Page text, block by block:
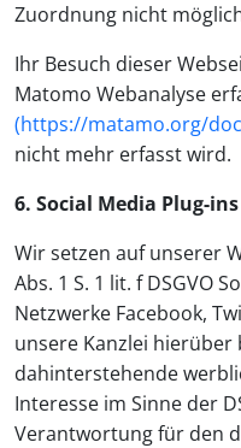
Zuordnung nicht
Ihr Besuch dieser
Matomo Webanalyse
(https://matamo.org/
nicht mehr erfasst wird.
6. Social Media Plug-ins
Wir setzen auf unserer
Abs. 1 S. 1 lit. f DSGVO
Netzwerke Facebook,
unsere Kanzlei
dahinterstehende
Interesse im Sinne der
Verantwortung für den